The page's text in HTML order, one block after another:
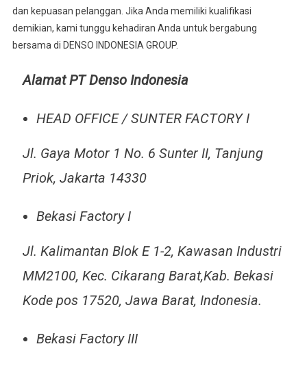
dan kepuasan pelanggan. Jika Anda memiliki kualifikasi
demikian, kami tunggu kehadiran Anda untuk bergabung
bersama di DENSO INDONESIA GROUP.
Alamat PT Denso Indonesia
HEAD OFFICE / SUNTER FACTORY I
Jl. Gaya Motor 1 No. 6 Sunter II, Tanjung
Priok, Jakarta 14330
Bekasi Factory I
Jl. Kalimantan Blok E 1-2, Kawasan Industri
MM2100, Kec. Cikarang Barat,Kab. Bekasi
Kode pos 17520, Jawa Barat, Indonesia.
Bekasi Factory III